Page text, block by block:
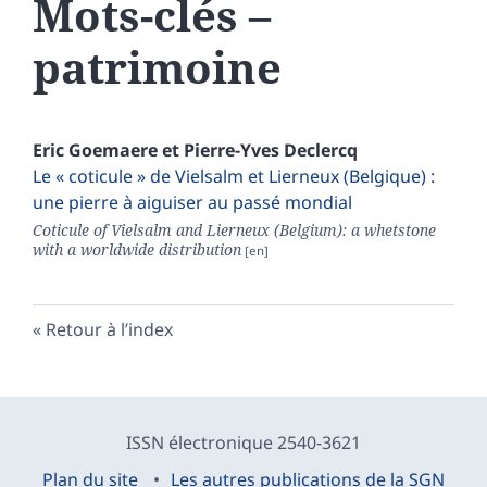
Mots-clés –
patrimoine
Eric Goemaereet Pierre-Yves Declercq
Le « coticule » de Vielsalm et Lierneux (Belgique) :
une pierre à aiguiser au passé mondial
Coticule of Vielsalm and Lierneux (Belgium): a whetstone
with a worldwide distribution
Retour à l’index
ISSN électronique 2540-3621
Plan du site
Les autres publications de la SGN